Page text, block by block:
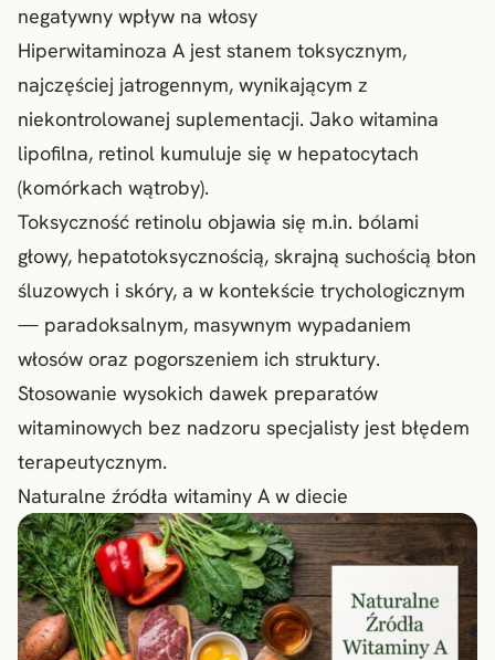
negatywny wpływ na włosy
Hiperwitaminoza A jest stanem toksycznym,
najczęściej jatrogennym, wynikającym z
niekontrolowanej suplementacji. Jako witamina
lipofilna, retinol kumuluje się w hepatocytach
(komórkach wątroby).
Toksyczność retinolu objawia się m.in. bólami
głowy, hepatotoksycznością, skrajną suchością błon
śluzowych i skóry, a w kontekście trychologicznym
— paradoksalnym, masywnym wypadaniem
włosów oraz pogorszeniem ich struktury.
Stosowanie wysokich dawek preparatów
witaminowych bez nadzoru specjalisty jest błędem
terapeutycznym.
Naturalne źródła witaminy A w diecie